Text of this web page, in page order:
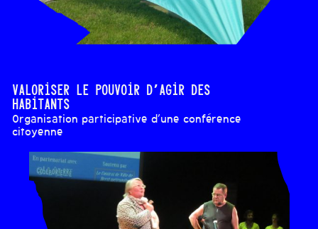
Valoriser le pouvoir d’agir des
habitants
Organisation participative d’une conférence
citoyenne